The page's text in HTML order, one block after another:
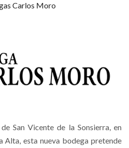
Carlos Moro
San Vicente de la Sonsierra, en
Alta, esta nueva bodega pretende